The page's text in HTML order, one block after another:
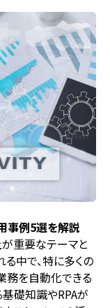
事例5選を解説
重要なテーマと
中で、特に多くの
務を自動化できる
基礎知識やRPAが